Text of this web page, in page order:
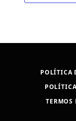
POLÍTICA
TERMOS